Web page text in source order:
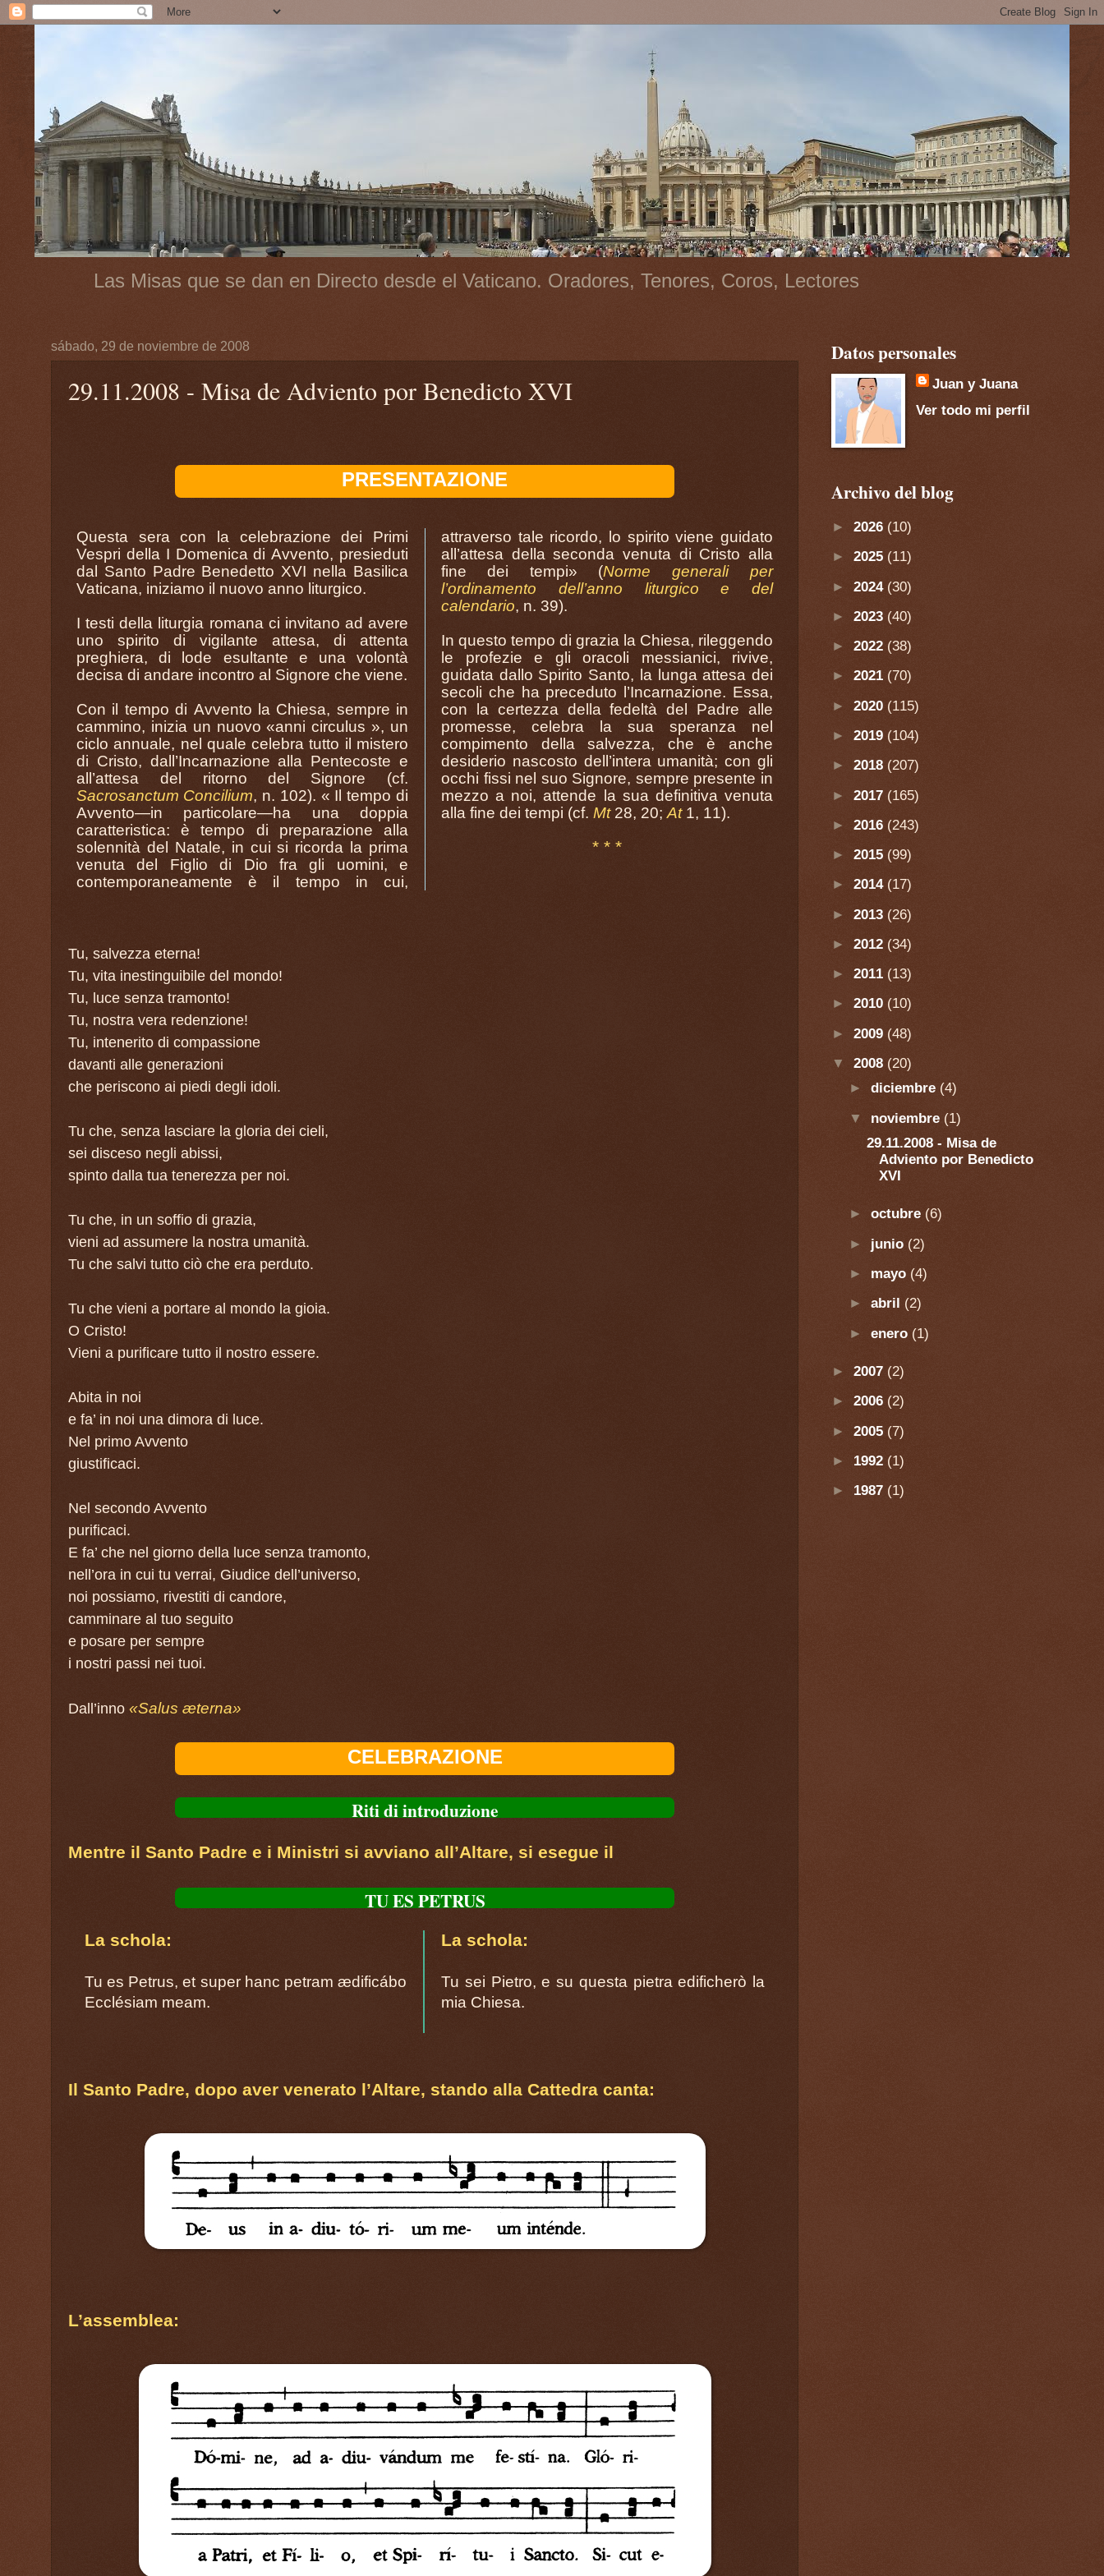
Las Misas que se dan en Directo desde el Vaticano. Oradores, Tenores, Coros, Lectores
sábado, 29 de noviembre de 2008
29.11.2008 - Misa de Adviento por Benedicto XVI
PRESENTAZIONE
Questa sera con la celebrazione dei Primi
Vespri della I Domenica di Avvento, presieduti
dal Santo Padre Benedetto XVI nella Basilica
Vaticana, iniziamo il nuovo anno liturgico.
I testi della liturgia romana ci invitano ad avere
uno spirito di vigilante attesa, di attenta
preghiera, di lode esultante e una volontà
decisa di andare incontro al Signore che viene.
Con il tempo di Avvento la Chiesa, sempre in
cammino, inizia un nuovo «anni circulus », un
ciclo annuale, nel quale celebra tutto il mistero
di Cristo, dall’Incarnazione alla Pentecoste e
all’attesa del ritorno del Signore (cf.
Sacrosanctum Concilium, n. 102). « Il tempo di
Avvento—in particolare—ha una doppia
caratteristica: è tempo di preparazione alla
solennità del Natale, in cui si ricorda la prima
venuta del Figlio di Dio fra gli uomini, e
contemporaneamente è il tempo in cui,
attraverso tale ricordo, lo spirito viene guidato
all’attesa della seconda venuta di Cristo alla
fine dei tempi» (Norme generali per
l’ordinamento dell’anno liturgico e del
calendario, n. 39).
In questo tempo di grazia la Chiesa, rileggendo
le profezie e gli oracoli messianici, rivive,
guidata dallo Spirito Santo, la lunga attesa dei
secoli che ha preceduto l’Incarnazione. Essa,
con la certezza della fedeltà del Padre alle
promesse, celebra la sua speranza nel
compimento della salvezza, che è anche
desiderio nascosto dell’intera umanità; con gli
occhi fissi nel suo Signore, sempre presente in
mezzo a noi, attende la sua definitiva venuta
alla fine dei tempi (cf. Mt28, 20; At1, 11).
* * *
Tu, salvezza eterna!
Tu, vita inestinguibile del mondo!
Tu, luce senza tramonto!
Tu, nostra vera redenzione!
Tu, intenerito di compassione
davanti alle generazioni
che periscono ai piedi degli idoli.
Tu che, senza lasciare la gloria dei cieli,
sei disceso negli abissi,
spinto dalla tua tenerezza per noi.
Tu che, in un soffio di grazia,
vieni ad assumere la nostra umanità.
Tu che salvi tutto ciò che era perduto.
Tu che vieni a portare al mondo la gioia.
O Cristo!
Vieni a purificare tutto il nostro essere.
Abita in noi
e fa’ in noi una dimora di luce.
Nel primo Avvento
giustificaci.
Nel secondo Avvento
purificaci.
E fa’ che nel giorno della luce senza tramonto,
nell’ora in cui tu verrai, Giudice dell’universo,
noi possiamo, rivestiti di candore,
camminare al tuo seguito
e posare per sempre
i nostri passi nei tuoi.
Dall’inno «Salus æterna»
CELEBRAZIONE
Riti di introduzione
Mentre il Santo Padre e i Ministri si avviano all’Altare, si esegue il
TU ES PETRUS
La schola:
Tu es Petrus, et super hanc petram ædificábo
Ecclésiam meam.
La schola:
Tu sei Pietro, e su questa pietra edificherò la
mia Chiesa.
Il Santo Padre, dopo aver venerato l’Altare, stando alla Cattedra canta:
L’assemblea:
Datos personales
Juan y Juana
Ver todo mi perfil
Archivo del blog
► 2026 (10)
► 2025 (11)
► 2024 (30)
► 2023 (40)
► 2022 (38)
► 2021 (70)
► 2020 (115)
► 2019 (104)
► 2018 (207)
► 2017 (165)
► 2016 (243)
► 2015 (99)
► 2014 (17)
► 2013 (26)
► 2012 (34)
► 2011 (13)
► 2010 (10)
► 2009 (48)
▼ 2008 (20)
► diciembre (4)
▼ noviembre (1)
29.11.2008 - Misa de
Adviento por Benedicto
XVI
► octubre (6)
► junio (2)
► mayo (4)
► abril (2)
► enero (1)
► 2007 (2)
► 2006 (2)
► 2005 (7)
► 1992 (1)
► 1987 (1)